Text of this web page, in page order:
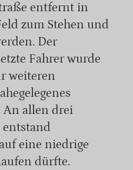
entfernt in
zum Stehen und
Der
Fahrer wurde
weiteren
An allen drei
entstand
eine niedrige
dürfte.